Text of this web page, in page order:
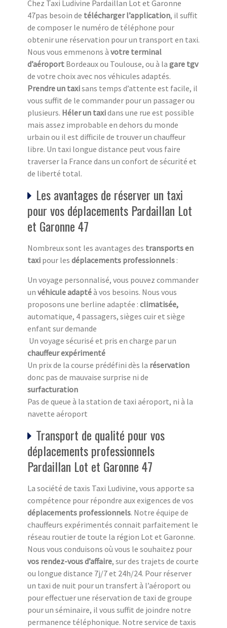
Chez Taxi Ludivine Pardaillan Lot et Garonne
47pas besoin de télécharger l’application, il suffit
de composer le numéro de téléphone pour
obtenir une réservation pour un transport en taxi.
Nous vous emmenons à votre terminal
d’aéroport Bordeaux ou Toulouse, ou à la gare tgv
de votre choix avec nos véhicules adaptés.
Prendre un taxisans temps d’attente est facile, il
vous suffit de le commander pour un passager ou
plusieurs. Héler un taxidans une rue est possible
mais assez improbable en dehors du monde
urbain ou il est difficile de trouver un chauffeur
libre. Un taxi longue distance peut vous faire
traverser la France dans un confort de sécurité et
de liberté total.
Les avantages de réserver un taxi
pour vos déplacements Pardaillan Lot
et Garonne 47
Nombreux sont les avantages des transports en
taxi pour les déplacements professionnels :
Un voyage personnalisé, vous pouvez commander
un véhicule adaptéà vos besoins. Nous vous
proposons une berline adaptée : climatisée,
automatique, 4 passagers, sièges cuir et siège
enfant sur demande
Un voyage sécurisé et pris en charge par un
chauffeur expérimenté
Un prix de la course prédéfini dès la réservation
donc pas de mauvaise surprise ni de
surfacturation
Pas de queue à la station de taxi aéroport, ni à la
navette aéroport
Transport de qualité pour vos
déplacements professionnels
Pardaillan Lot et Garonne 47
La société de taxis Taxi Ludivine, vous apporte sa
compétence pour répondre aux exigences de vos
déplacements professionnels. Notre équipe de
chauffeurs expérimentés connait parfaitement le
réseau routier de toute la région Lot et Garonne.
Nous vous conduisons où vous le souhaitez pour
vos rendez-vous d’affaire, sur des trajets de courte
ou longue distance 7j/7 et 24h/24. Pour réserver
un taxi de nuit pour un transfert à l’aéroport ou
pour effectuer une réservation de taxi de groupe
pour un séminaire, il vous suffit de joindre notre
permanence téléphonique. Notre service de taxis